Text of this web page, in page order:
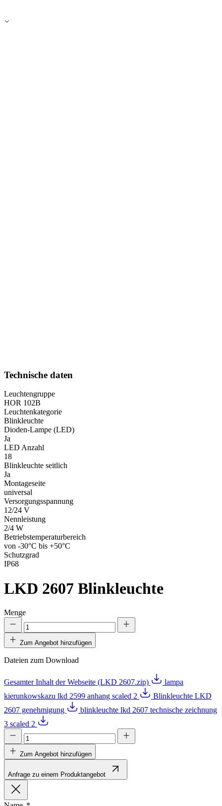
Technische daten
Leuchtengruppe
HOR 102B
Leuchtenkategorie
Blinkleuchte
Dioden-Lampe (LED)
Ja
LED Anzahl
18
Blinkleuchte seitlich
Ja
Montageseite
universal
Versorgungsspannung
12/24 V
Nennleistung
2/4 W
Betriebstemperaturbereich
von -30°C bis +50°C
Schutzgrad
IP68
LKD 2607 Blinkleuchte
Menge
Zum Angebot hinzufügen
Dateien zum Download
Gesamter Inhalt der Webseite (LKD 2607.zip)
lampa
kierunkowskazu lkd 2599 anhang scaled 2
Blinkleuchte LKD
2607 genehmigung
blinkleuchte lkd 2607 technische zeichnung
3 scaled 2
Zum Angebot hinzufügen
Anfrage zu einem Produktangebot